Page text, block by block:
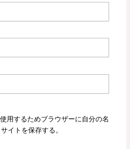
用するためブラウザーに自分の名
イトを保存する。